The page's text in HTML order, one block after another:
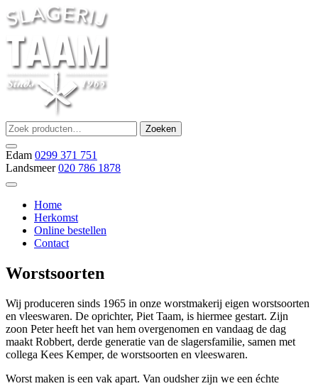
Ga
naar
inhoud
Slagerij Taam
slager
Zoeken
naar:
Zoeken
Edam 0299 371 751
Landsmeer 020 786 1878
Home
Herkomst
Online bestellen
Contact
Worstsoorten
Wij produceren sinds 1965 in onze worstmakerij eigen worstsoorten
en vleeswaren. De oprichter, Piet Taam, is hiermee gestart. Zijn
zoon Peter heeft het van hem overgenomen en vandaag de dag
maakt Robbert, derde generatie van de slagersfamilie, samen met
collega Kees Kemper, de worstsoorten en vleeswaren.
Worst maken is een vak apart. Van oudsher zijn we een échte